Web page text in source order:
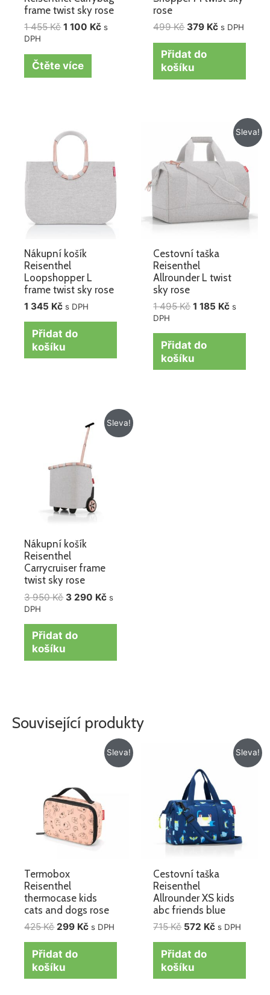
frame twist sky rose
1 455Kč 1 100 Kč s
DPH
Čtěte více
rose
499Kč 379 Kč s DPH
Přidat do
košíku
Nákupní košík
Reisenthel
Loopshopper L
frame twist sky rose
1 345 Kč s DPH
Přidat do
košíku
Sleva!
Cestovní taška
Reisenthel
Allrounder L twist
sky rose
1 495Kč
cena
byla:
1
495 Kč.
1 185 Kč
Aktuální
cena
1
185 Kč.
s
DPH
Přidat do
košíku
Sleva!
Nákupní košík
Reisenthel
Carrycruiser frame
twist sky rose
3 950Kč
cena
byla:
950 Kč.
3 290 Kč
Aktuální
cena
je:
s
DPH
Přidat do
košíku
Související produkty
Sleva!
Termobox
Reisenthel
thermocase kids
cats and dogs rose
425Kč 299 Kč
Aktuální
cena
s DPH
Přidat do
košíku
Sleva!
Cestovní taška
Reisenthel
Allrounder XS kids
abc friends blue
715Kč
byla:
715 Kč.
572 Kč
Aktuální
cena
s DPH
Přidat do
košíku